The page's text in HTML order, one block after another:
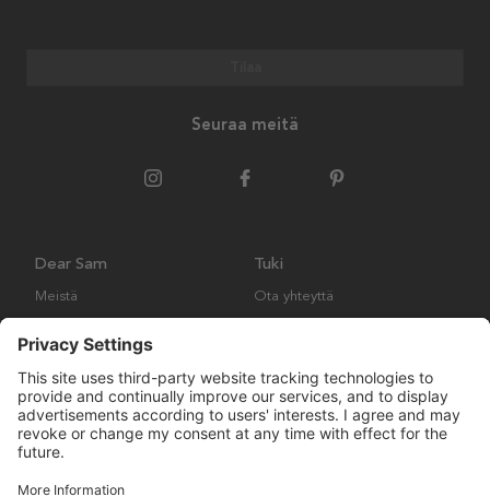
Seuraa meitä
Dear Sam
Meistä
Tuki
Ota yhteyttä
Palautukset ja vaatimukset